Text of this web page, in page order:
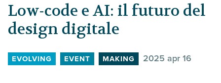
Low-code e AI: il futuro del
design digitale
EVOLVING EVENT MAKING 2025 apr 16